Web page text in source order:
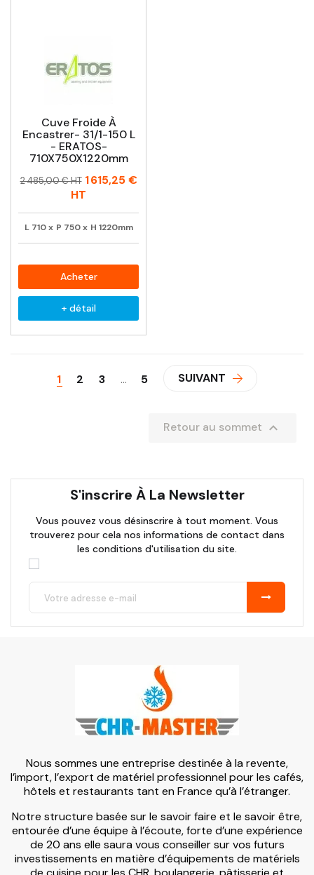
Cuve Froide À
Encastrer- 31/1-150 L
- ERATOS-
710X750X1220mm
Prix
Prix
2 485,00 € HT 1 615,25 €
HT
L 710 x P 750 x H 1220mm
Acheter
+ détail
1 2 3 … 5 SUIVANT
Retour au sommet 
S'inscrire À La Newsletter
Vous pouvez vous désinscrire à tout moment. Vous
trouverez pour cela nos informations de contact dans
les conditions d'utilisation du site.
Nous sommes une entreprise destinée à la revente,
l’import, l’export de matériel professionnel pour les cafés,
hôtels et restaurants tant en France qu’à l’étranger.
Notre structure basée sur le savoir faire et le savoir être,
entourée d’une équipe à l’écoute, forte d’une expérience
de 20 ans elle saura vous conseiller sur vos futurs
investissements en matière d’équipements de matériels